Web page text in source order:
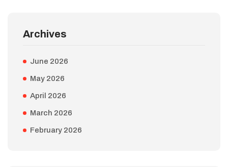
Archives
June 2026
May 2026
April 2026
March 2026
February 2026